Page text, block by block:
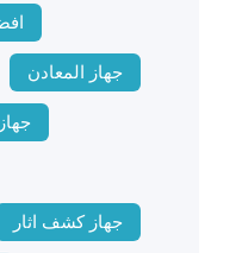
جهاز المعادن
جهاز كشف اثار